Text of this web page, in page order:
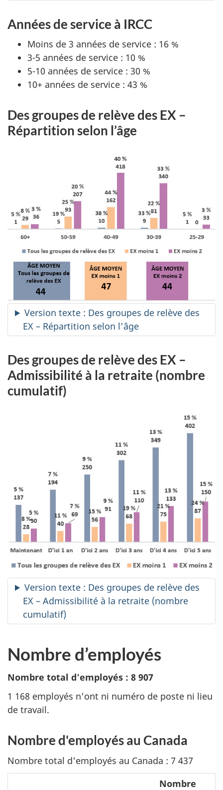
Années de service à IRCC
Moins de 3 années de service : 16 %
3-5 années de service : 10 %
5-10 années de service : 30 %
10+ années de service : 43 %
Des groupes de relève des EX –
Répartition selon l’âge
Version texte : Des groupes de relève des
EX – Répartition selon l’âge
Des groupes de relève des EX –
Admissibilité à la retraite (nombre
cumulatif)
Version texte : Des groupes de relève des
EX – Admissibilité à la retraite (nombre
cumulatif)
Nombre d’employés
Nombre total d'employés : 8 907
1 168 employés n'ont ni numéro de poste ni lieu
de travail.
Nombre d'employés au Canada
Nombre total d'employés au Canada : 7 437
Nombre